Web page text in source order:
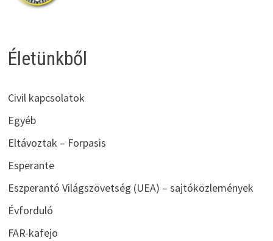
Életünkből
Civil kapcsolatok
Egyéb
Eltávoztak – Forpasis
Esperante
Eszperantó Világszövetség (UEA) – sajtóközlemények
Évforduló
FAR-kafejo